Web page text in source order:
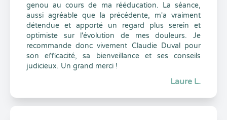
genou au cours de ma rééducation. La séance,
aussi agréable que la précédente, m'a vraiment
détendue et apporté un regard plus serein et
optimiste sur l'évolution de mes douleurs. Je
recommande donc vivement Claudie Duval pour
son efficacité, sa bienveillance et ses conseils
judicieux. Un grand merci !
Laure L.